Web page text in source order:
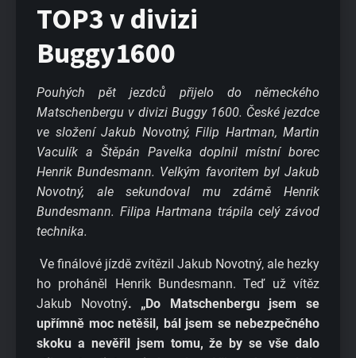
TOP3 v divizi
Buggy1600
Pouhých pět jezdců přijelo do německého
Matschenbergu v divizi Buggy 1600. České jezdce
ve složení Jakub Novotný, Filip Hartman, Martin
Vaculík a Štěpán Pavelka doplnil místní borec
Henrik Bundesmann. Velkým favoritem byl Jakub
Novotný, ale sekundoval mu zdárně Henrik
Bundesmann. Filipa Hartmana trápila celý závod
technika.
Ve finálové jízdě zvítězil Jakub Novotný, ale hezky
ho proháněl Henrik Bundesmann. Teď už vítěz
Jakub Novotný. „Do Matschenbergu jsem se
upřímně moc netěšil, bál jsem se nebezpečného
skoku a nevěřil jsem tomu, že by se vše dalo